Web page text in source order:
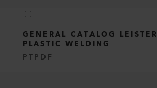
GENERAL CATALOG LEISTER
PLASTIC WELDING
PTPDF